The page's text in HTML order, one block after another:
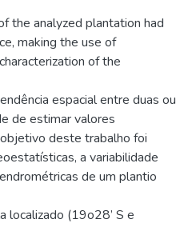
the analyzed plantation had
making the use of
of the
espacial entre duas ou
de estimar valores
deste trabalho foi
a variabilidade
de um plantio
localizado (19o28’ S e